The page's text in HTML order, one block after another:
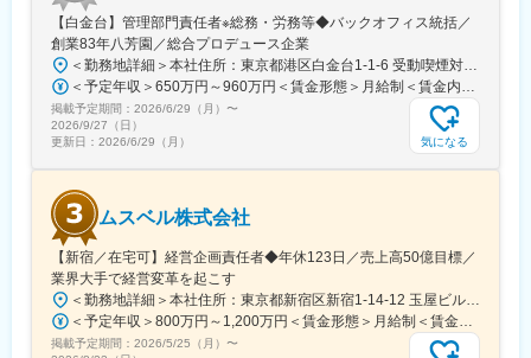
婚式ができるウエディング事業なども展開しております。
【白金台】管理部門責任者※総務・労務等◆バックオフィス統括／
創業83年八芳園／総合プロデュース企業
＜勤務地詳細＞本社住所：東京都港区白金台1-1-6 受動喫煙対策：屋内全面禁煙変更の範囲：会社の定める事業所
＜予定年収＞650万円～960万円＜賃金形態＞月給制＜賃金内訳＞月額（基本給）：500,000円～800,000円＜月給＞500,000円～800,000円＜昇給有無＞有＜残業手当＞有＜給与補足＞■昇給年1回（10月）■賞与年1回（10月）※業績による賃金はあくまでも目安の金額であり、選考を通じて上下する可能性があります。月給(月額)は固定手当を含めた表記です。
掲載予定期間： 2026/6/29（月） 〜
2026/9/27（日）
更新日： 2026/6/29（月） 気になる
ムスベル株式会社
【新宿／在宅可】経営企画責任者◆年休123日／売上高50億目標／
業界大手で経営変革を起こす
＜勤務地詳細＞本社住所：東京都新宿区新宿1-14-12 玉屋ビル1F受動喫煙対策：屋内全面禁煙変更の範囲：無
＜予定年収＞800万円～1,200万円＜賃金形態＞月給制＜賃金内訳＞月額（基本給）：600,000円～920,000円＜月給＞600,000円～920,000円＜昇給有無＞有＜残業手当＞無賃金はあくまでも目安の金額であり、選考を通じて上下する可能性があります。月給(月額)は固定手当を含めた表記です。
掲載予定期間： 2026/5/25（月） 〜